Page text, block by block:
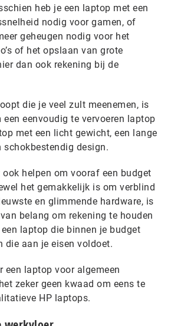
heb je een laptop met een
nodig voor gamen, of
geheugen nodig voor het
of het opslaan van grote
dan ook rekening bij de
die je veel zult meenemen, is
eenvoudig te vervoeren laptop
met een licht gewicht, een lange
schokbestendig design.
helpen om vooraf een budget
het gemakkelijk is om verblind
en glimmende hardware, is
belang om rekening te houden
laptop die binnen je budget
die aan je eisen voldoet.
een laptop voor algemeen
zeker geen kwaad om eens te
HP laptops.